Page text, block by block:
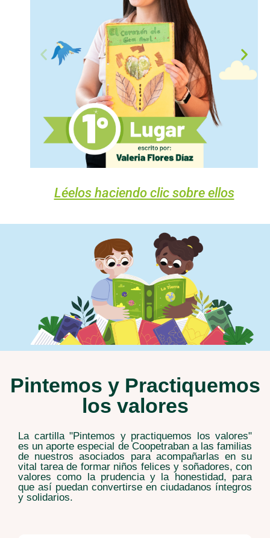
Léelos haciendo clic sobre ellos
Pintemos y Practiquemos
los valores
La cartilla "Pintemos y practiquemos los valores"
es un aporte especial de Coopetraban a las familias
de nuestros asociados para acompañarlas en su
vital tarea de formar niños felices y soñadores, con
valores como la prudencia y la honestidad, para
que así puedan convertirse en ciudadanos íntegros
y solidarios.